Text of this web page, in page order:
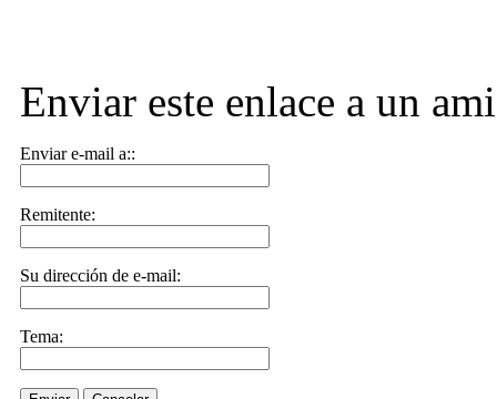
Enviar este enlace a un
Enviar e-mail a::
Remitente:
Su dirección de e-mail:
Tema: